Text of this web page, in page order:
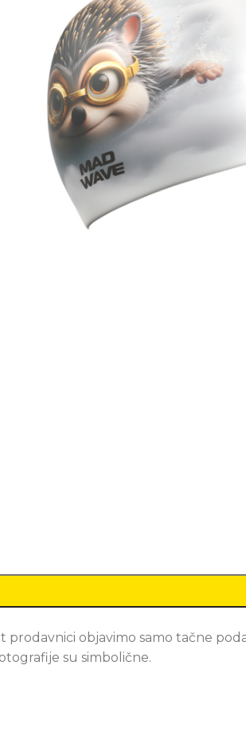
prodavnici objavimo samo tačne
su simbolične.